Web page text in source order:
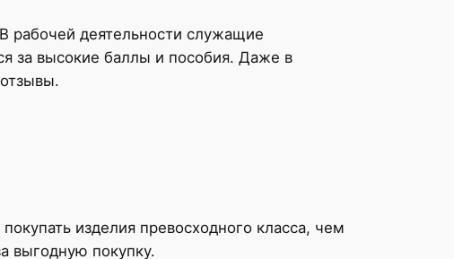
рабочей деятельности служащие
за высокие баллы и пособия. Даже в
изделия превосходного класса, чем
выгодную покупку.